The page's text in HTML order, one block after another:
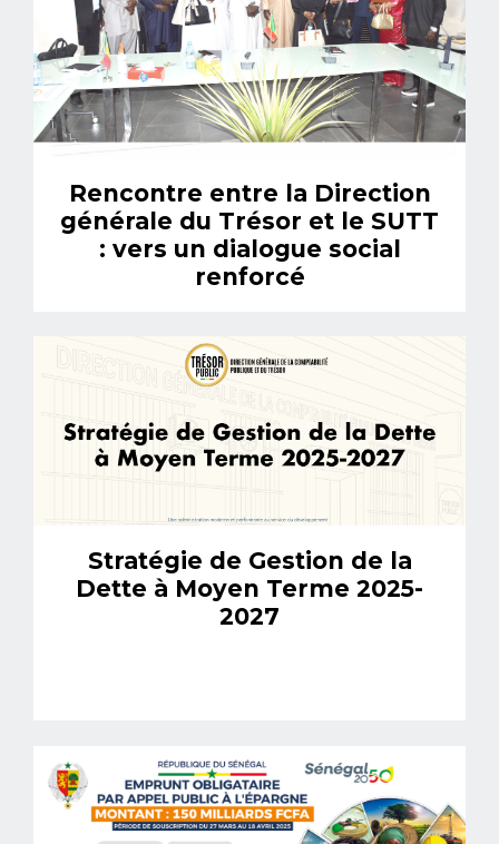
Rencontre entre la Direction
générale du Trésor et le SUTT
: vers un dialogue social
renforcé
Stratégie de Gestion de la
Dette à Moyen Terme 2025-
2027